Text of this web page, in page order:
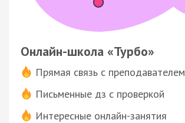
Онлайн-школа «Турбо»
Прямая связь с преподавателем
Письменные дз с проверкой
Интересные онлайн-занятия